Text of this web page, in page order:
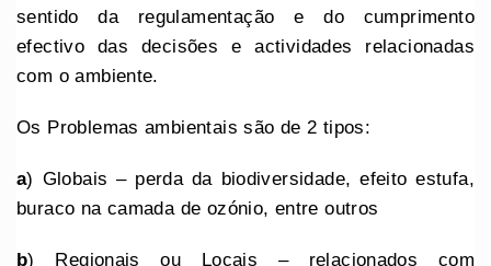
sentido da regulamentação e do cumprimento
efectivo das decisões e actividades relacionadas
com o ambiente.
Os Problemas ambientais são de 2 tipos:
a) Globais – perda da biodiversidade, efeito estufa,
buraco na camada de ozónio, entre outros
b) Regionais ou Locais – relacionados com